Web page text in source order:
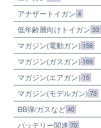
アナザートイガン 4
低年齢層向けトイガン 33
マガジン(電動ガン) 158
マガジン(ガスガン) 169
マガジン(エアガン) 15
マガジン(モデルガン) 73
BB弾/ガスなど 40
バッテリー関連 70